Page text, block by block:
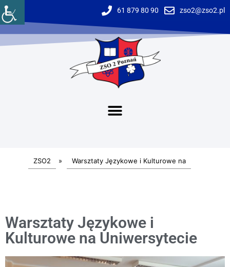
61 879 80 90 zso2@zso2.pl
ZSO2 » Warsztaty Językowe i Kulturowe na
Warsztaty Językowe i
Kulturowe na Uniwersytecie